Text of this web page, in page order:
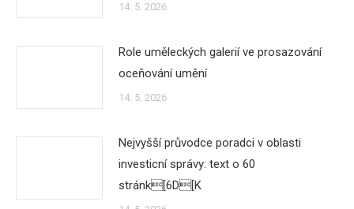
14. 5. 2026
Role uměleckých galerií ve prosazování
oceňování umění
14. 5. 2026
Nejvyšší průvodce poradci v oblasti
investicní správy: text o 60
stránk[6D[K